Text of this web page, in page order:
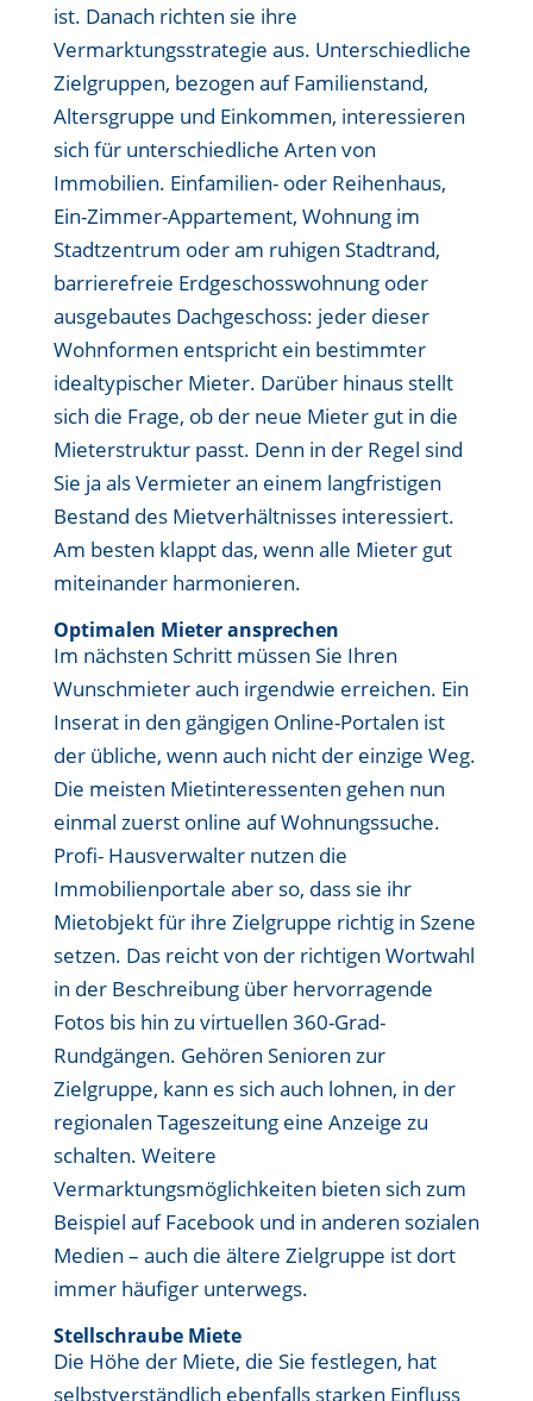
ist. Danach richten sie ihre
Vermarktungsstrategie aus. Unterschiedliche
Zielgruppen, bezogen auf Familienstand,
Altersgruppe und Einkommen, interessieren
sich für unterschiedliche Arten von
Immobilien. Einfamilien- oder Reihenhaus,
Ein-Zimmer-Appartement, Wohnung im
Stadtzentrum oder am ruhigen Stadtrand,
barrierefreie Erdgeschosswohnung oder
ausgebautes Dachgeschoss: jeder dieser
Wohnformen entspricht ein bestimmter
idealtypischer Mieter. Darüber hinaus stellt
sich die Frage, ob der neue Mieter gut in die
Mieterstruktur passt. Denn in der Regel sind
Sie ja als Vermieter an einem langfristigen
Bestand des Mietverhältnisses interessiert.
Am besten klappt das, wenn alle Mieter gut
miteinander harmonieren.
Optimalen Mieter ansprechen
Im nächsten Schritt müssen Sie Ihren
Wunschmieter auch irgendwie erreichen. Ein
Inserat in den gängigen Online-Portalen ist
der übliche, wenn auch nicht der einzige Weg.
Die meisten Mietinteressenten gehen nun
einmal zuerst online auf Wohnungssuche.
Profi- Hausverwalter nutzen die
Immobilienportale aber so, dass sie ihr
Mietobjekt für ihre Zielgruppe richtig in Szene
setzen. Das reicht von der richtigen Wortwahl
in der Beschreibung über hervorragende
Fotos bis hin zu virtuellen 360-Grad-
Rundgängen. Gehören Senioren zur
Zielgruppe, kann es sich auch lohnen, in der
regionalen Tageszeitung eine Anzeige zu
schalten. Weitere
Vermarktungsmöglichkeiten bieten sich zum
Beispiel auf Facebook und in anderen sozialen
Medien – auch die ältere Zielgruppe ist dort
immer häufiger unterwegs.
Stellschraube Miete
Die Höhe der Miete, die Sie festlegen, hat
selbstverständlich ebenfalls starken Einfluss